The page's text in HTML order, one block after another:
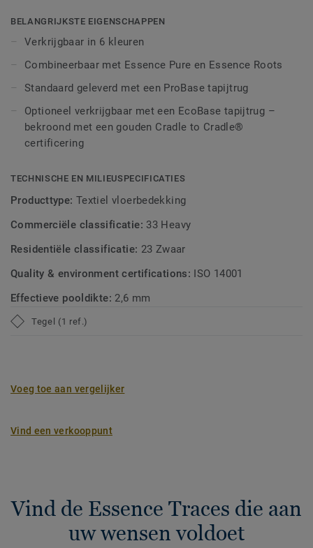
de ruimte diepte en scherpte, en laat zich prachtig
combineren met de hele famillie DESSO Essence
Elements.
Essence Traces is verkrijgbaar met onze EcoBase
tapijttegelrug. Hiermee maakt u de Essence Traces
volledig recyclebaar, bieden we de garantie op een lage
circulaire CO2-voetafdruk en levert deze collectie een
zilveren Cradle to Cradle® certificering op.
BELANGRIJKSTE EIGENSCHAPPEN
Verkrijgbaar in 6 kleuren
Combineerbaar met Essence Pure en Essence Roots
Standaard geleverd met een ProBase tapijtrug
Optioneel verkrijgbaar met een EcoBase tapijtrug –
bekroond met een gouden Cradle to Cradle®
certificering
TECHNISCHE EN MILIEUSPECIFICATIES
Producttype: Textiel vloerbedekking
Commerciële classificatie: 33 Heavy
Residentiële classificatie: 23 Zwaar
Quality & environment certifications: ISO 14001
Effectieve pooldikte: 2,6 mm
Tegel (1 ref.)
Voeg toe aan vergelijker
Vind een verkooppunt
Vind de Essence Traces die aan
uw wensen voldoet